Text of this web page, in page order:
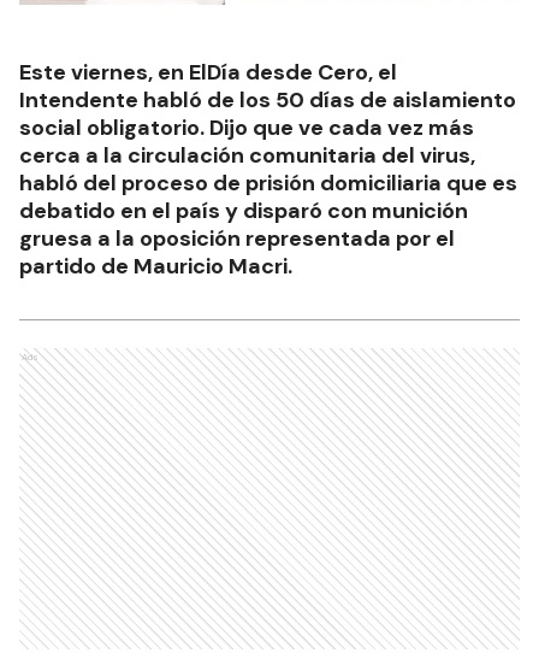
Este viernes, en ElDía desde Cero, el
Intendente habló de los 50 días de aislamiento
social obligatorio. Dijo que ve cada vez más
cerca a la circulación comunitaria del virus,
habló del proceso de prisión domiciliaria que es
debatido en el país y disparó con munición
gruesa a la oposición representada por el
partido de Mauricio Macri.
Ads